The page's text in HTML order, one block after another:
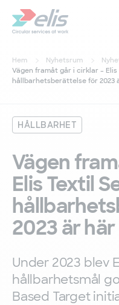
Hem Nyhetsrum
Vägen framåt går i cirklar – Elis
hållbarhetsberättelse för 2023
HÅLLBARHET
Vägen
Elis Textil
2023 är här
Under 2023 blev
hållbarhetsmål
Based Target